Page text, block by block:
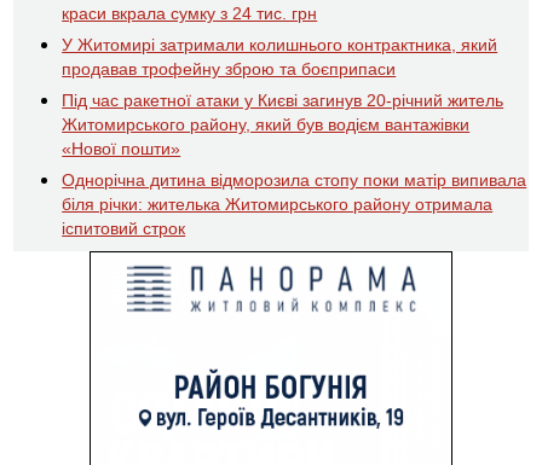
краси вкрала сумку з 24 тис. грн
У Житомирі затримали колишнього контрактника, який
продавав трофейну зброю та боєприпаси
Під час ракетної атаки у Києві загинув 20-річний житель
Житомирського району, який був водієм вантажівки
«Нової пошти»
Однорічна дитина відморозила стопу поки матір випивала
біля річки: жителька Житомирського району отримала
іспитовий строк